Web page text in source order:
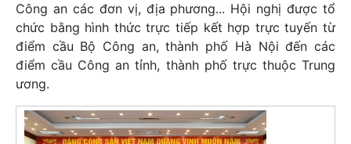
Công an các đơn vị, địa phương... Hội nghị được tổ
chức bằng hình thức trực tiếp kết hợp trực tuyến từ
điểm cầu Bộ Công an, thành phố Hà Nội đến các
điểm cầu Công an tỉnh, thành phố trực thuộc Trung
ương.